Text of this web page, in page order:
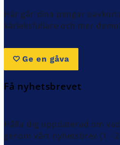
Här går dina pengar
kärleksfullare och mer
Ge en gåva
Få nyhetsbrevet
Hålla dig uppdaterad om
genom vårt nyhetsbrev (1 -